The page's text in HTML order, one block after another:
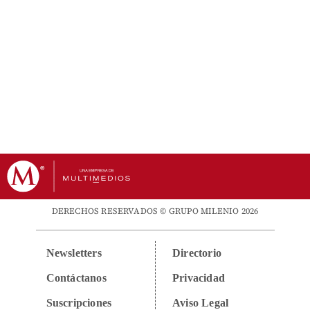
DERECHOS RESERVADOS © GRUPO MILENIO 2026
Newsletters
Contáctanos
Suscripciones
Directorio
Privacidad
Aviso Legal